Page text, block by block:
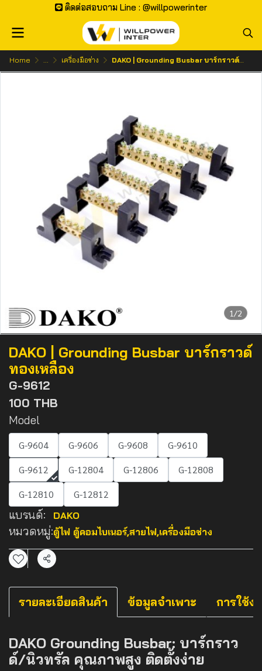
ติดต่อสอบถาม Line : @willpowerinter
Home ... เครื่องมือช่าง DAKO | Grounding Busbar บาร์กราวด์ทองเหลือง
1/2
DAKO | Grounding Busbar บาร์กราวด์
ทองเหลือง
G-9612
100 THB
Model
G-9604 G-9606 G-9608
G-9610
G-9612
G-12804 G-12806
G-12808
G-12810
G-12812
แบรนด์: DAKO
หมวดหมู่:ตู้ไฟ ตู้คอมไบเนอร์,สายไฟ,เครื่องมือช่าง
แชร์
รายละเอียดสินค้า ข้อมูลจำเพาะ การใช้ง
DAKO Grounding Busbar: บาร์กราว
ด์/นิวทรัล คุณภาพสูง ติดตั้งง่าย